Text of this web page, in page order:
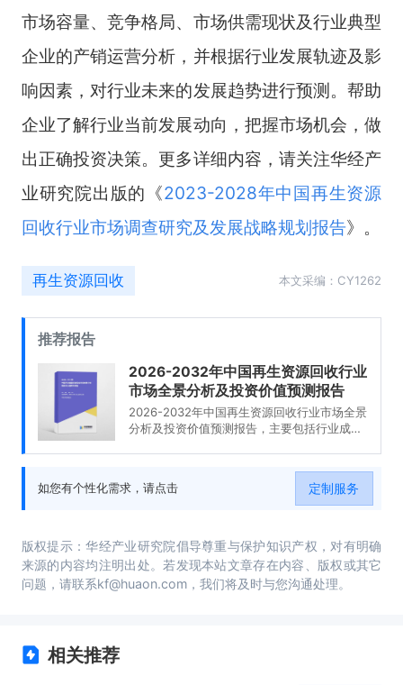
市场容量、竞争格局、市场供需现状及行业典型
企业的产销运营分析，并根据行业发展轨迹及影
响因素，对行业未来的发展趋势进行预测。帮助
企业了解行业当前发展动向，把握市场机会，做
出正确投资决策。更多详细内容，请关注华经产
业研究院出版的《2023-2028年中国再生资源
回收行业市场调查研究及发展战略规划报告》。
再生资源回收 本文采编：CY1262
推荐报告
2026-2032年中国再生资源回收行业
市场全景分析及投资价值预测报告
2026-2032年中国再生资源回收行业市场全景
分析及投资价值预测报告，主要包括行业成本
如您有个性化需求，请点击 定制服务
版权提示：华经产业研究院倡导尊重与保护知识产权，对有明确
来源的内容均注明出处。若发现本站文章存在内容、版权或其它
问题，请联系kf@huaon.com，我们将及时与您沟通处理。
相关推荐